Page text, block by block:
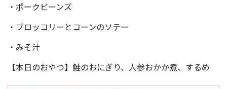
・ポークビーンズ
・ブロッコリーとコーンのソテー
・みそ汁
【本日のおやつ】鮭のおにぎり、人参おかか煮、するめ